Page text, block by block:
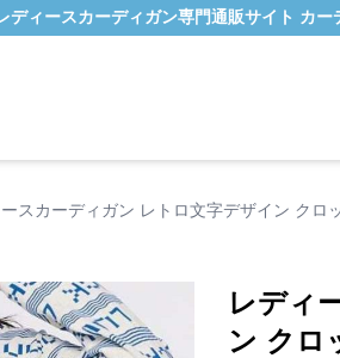
ディースカーディガン専門通販サイト カー
ースカーディガン レトロ文字デザイン ク
レディ
ン クロ